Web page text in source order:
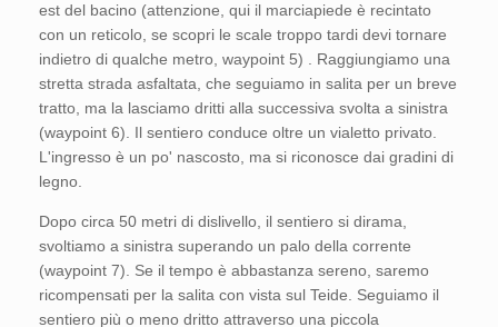
est del bacino (attenzione, qui il marciapiede è recintato
con un reticolo, se scopri le scale troppo tardi devi tornare
indietro di qualche metro, waypoint 5) . Raggiungiamo una
stretta strada asfaltata, che seguiamo in salita per un breve
tratto, ma la lasciamo dritti alla successiva svolta a sinistra
(waypoint 6). Il sentiero conduce oltre un vialetto privato.
L'ingresso è un po' nascosto, ma si riconosce dai gradini di
legno.
Dopo circa 50 metri di dislivello, il sentiero si dirama,
svoltiamo a sinistra superando un palo della corrente
(waypoint 7). Se il tempo è abbastanza sereno, saremo
ricompensati per la salita con vista sul Teide. Seguiamo il
sentiero più o meno dritto attraverso una piccola